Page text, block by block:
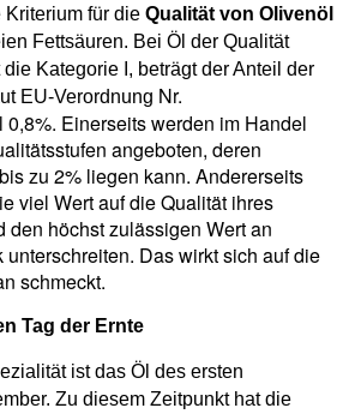
für die Qualität von Olivenöl
Fettsäuren. Bei Öl der Qualität
die Kategorie I, beträgt der Anteil der
EU-Verordnung Nr.
0,8%. Einerseits werden im Handel
angeboten, deren
zu 2% liegen kann. Andererseits
viel Wert auf die Qualität ihres
den höchst zulässigen Wert an
unterschreiten. Das wirkt sich auf die
schmeckt.
Tag der Ernte
ist das Öl des ersten
Zu diesem Zeitpunkt hat die